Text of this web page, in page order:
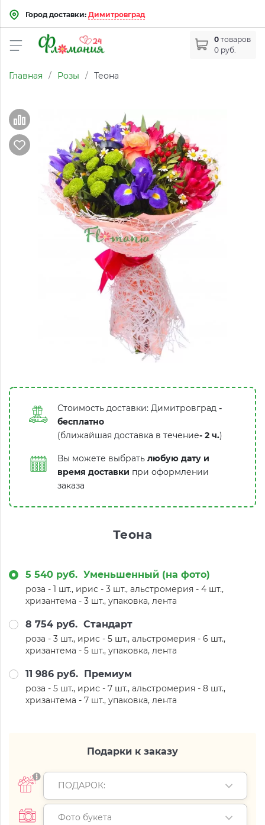
Город доставки: Димитровград
0 товаров
0 руб.
Главная / Розы / Теона
Стоимость доставки: Димитровград -
бесплатно
(ближайшая доставка в течение- 2 ч.)
Вы можете выбрать любую дату и
время доставки при оформлении
заказа
Теона
5 540 руб. Уменьшенный (на фото)
роза - 1 шт., ирис - 3 шт., альстромерия - 4 шт.,
хризантема - 3 шт., упаковка, лента
8 754 руб. Стандарт
роза - 3 шт., ирис - 5 шт., альстромерия - 6 шт.,
хризантема - 5 шт., упаковка, лента
11 986 руб. Премиум
роза - 5 шт., ирис - 7 шт., альстромерия - 8 шт.,
хризантема - 7 шт., упаковка, лента
Подарки к заказу
ПОДАРОК:
Фото букета